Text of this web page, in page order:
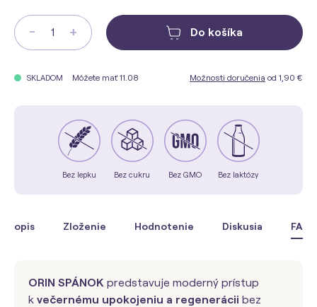
- + Do košíka
SKLADOM Môžete mať 11.08 Možnosti doručenia od 1,90 €
Bez lepku Bez cukru Bez GMO Bez laktózy
Popis Zloženie Hodnotenie Diskusia FAQ
ORIN SPÁNOK predstavuje moderný prístup
k večernému upokojeniu a regenerácii bez